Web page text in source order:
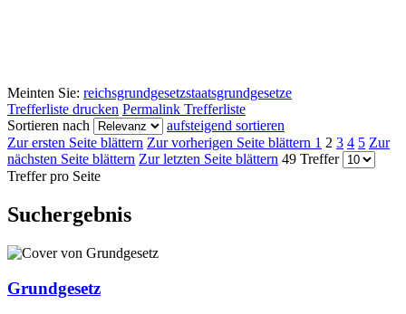
Meinten Sie: reichsgrundgesetzstaatsgrundgesetze
Trefferliste drucken Permalink Trefferliste
Sortieren nach
aufsteigend sortieren
Zur ersten Seite blättern Zur vorherigen Seite blättern 1 2 3 4 5 Zur
nächsten Seite blättern Zur letzten Seite blättern 49 Treffer
Treffer pro Seite
Suchergebnis
Grundgesetz